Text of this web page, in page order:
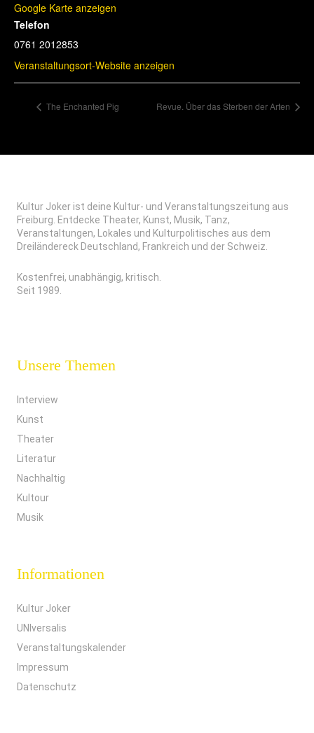
Google Karte anzeigen
Telefon
0761 2012853
Veranstaltungsort-Website anzeigen
The Enchanted Pig Revue. Über das Sterben der Arten
Kultur Joker ist deine Kultur- und Veranstaltungszeitung aus
Freiburg. Entdecke Theater, Kunst, Musik, Tanz,
Veranstaltungen, Lokales und Kulturpolitisches aus dem
Dreiländereck Deutschland, Frankreich und der Schweiz.
Kostenfrei, unabhängig, kritisch.
Seit 1989.
Unsere Themen
Interview
Kunst
Theater
Literatur
Nachhaltig
Kultour
Musik
Informationen
Kultur Joker
UNIversalis
Veranstaltungskalender
Impressum
Datenschutz